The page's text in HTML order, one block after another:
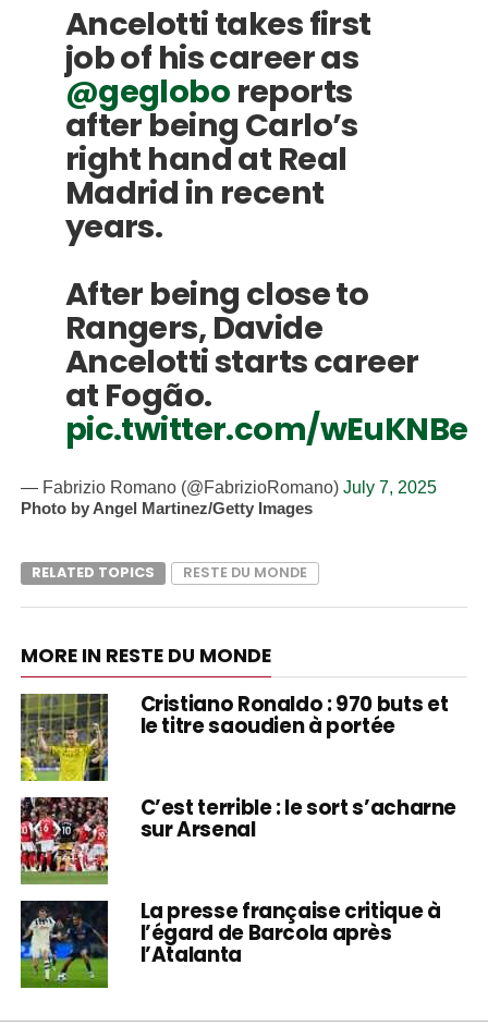
Ancelotti takes first
job of his career as
@geglobo reports
after being Carlo’s
right hand at Real
Madrid in recent
years.
After being close to
Rangers, Davide
Ancelotti starts career
at Fogão.
pic.twitter.com/
— Fabrizio Romano (@FabrizioRomano) July 7, 2025
Photo by Angel Martinez/Getty Images
RELATED TOPICS RESTE DU MONDE
MORE IN RESTE DU MONDE
Cristiano Ronaldo : 970 buts et
le titre saoudien à portée
C’est terrible : le sort s’acharne
sur Arsenal
La presse française critique à
l’égard de Barcola après
l’Atalanta